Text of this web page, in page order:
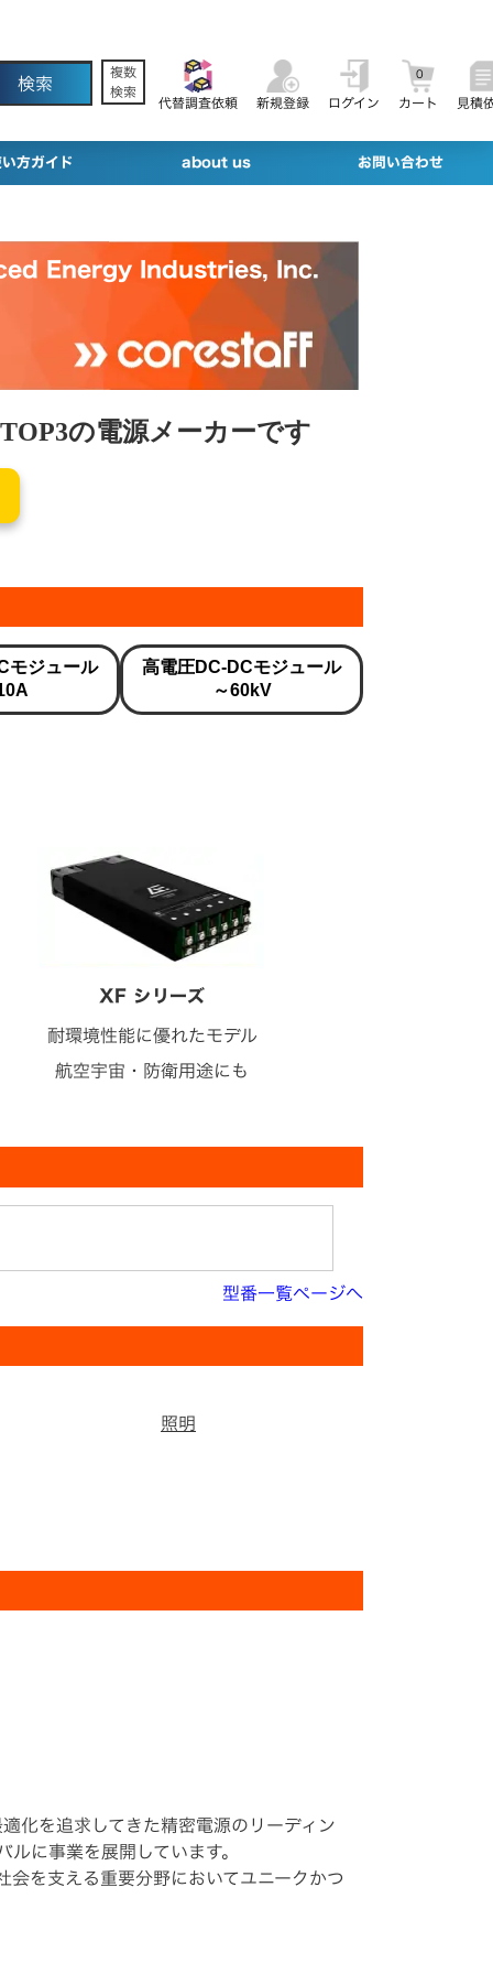
複数
検索
代替調査依頼
新規登録 ログイン カート
0
見積
方ガイド about us お問い合わせ
Energy Industries, Inc.
の電源メーカーです
モジュール
高電圧DC-DCモジュール
～60kV
XF シリーズ
耐環境性能に優れたモデル
航空宇宙・防衛用途にも
型番一覧ページへ
照明
を追求してきた精密電源のリーディン
に事業を展開しています。
を支える重要分野においてユニークかつ